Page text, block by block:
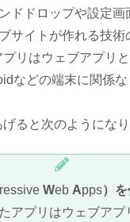
ドドロップや設定画
サイトが作れる技術
リはウェブアプリ
などの端末に関係な
ると次のようになり
Web Apps）
アプリはウェブアプ